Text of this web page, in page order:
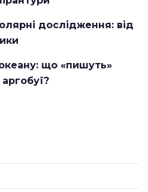
дослідження: від
що «пишуть»